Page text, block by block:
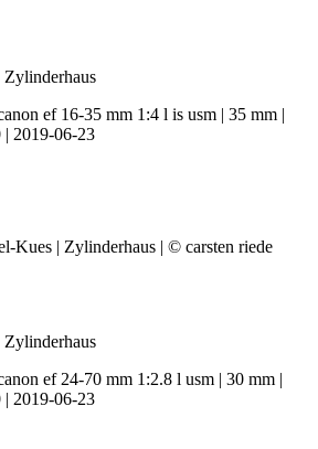
Zylinderhaus
ef 16-35 mm 1:4 l is usm | 35 mm |
| 2019-06-23
Zylinderhaus
ef 24-70 mm 1:2.8 l usm | 30 mm |
| 2019-06-23